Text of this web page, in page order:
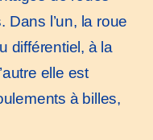
Dans l’un, la roue
différentiel, à la
elle est
à billes,